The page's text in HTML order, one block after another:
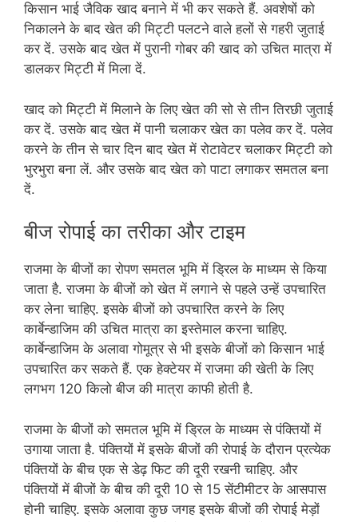
किसान भाई जैविक खाद बनाने में भी कर सकते हैं. अवशेषों को
निकालने के बाद खेत की मिट्टी पलटने वाले हलों से गहरी जुताई
कर दें. उसके बाद खेत में पुरानी गोबर की खाद को उचित मात्रा में
डालकर मिट्टी में मिला दें.
खाद को मिट्टी में मिलाने के लिए खेत की सो से तीन तिरछी जुताई
कर दें. उसके बाद खेत में पानी चलाकर खेत का पलेव कर दें. पलेव
करने के तीन से चार दिन बाद खेत में रोटावेटर चलाकर मिट्टी को
भुरभुरा बना लें. और उसके बाद खेत को पाटा लगाकर समतल बना
दें.
बीज रोपाई का तरीका और टाइम
राजमा के बीजों का रोपण समतल भूमि में ड्रिल के माध्यम से किया
जाता है. राजमा के बीजों को खेत में लगाने से पहले उन्हें उपचारित
कर लेना चाहिए. इसके बीजों को उपचारित करने के लिए
कार्बेन्डाजिम की उचित मात्रा का इस्तेमाल करना चाहिए.
कार्बेन्डाजिम के अलावा गोमूत्र से भी इसके बीजों को किसान भाई
उपचारित कर सकते हैं. एक हेक्टेयर में राजमा की खेती के लिए
लगभग 120 किलो बीज की मात्रा काफी होती है.
राजमा के बीजों को समतल भूमि में ड्रिल के माध्यम से पंक्तियों में
उगाया जाता है. पंक्तियों में इसके बीजों की रोपाई के दौरान प्रत्येक
पंक्तियों के बीच एक से डेढ़ फिट की दूरी रखनी चाहिए. और
पंक्तियों में बीजों के बीच की दूरी 10 से 15 सेंटीमीटर के आसपास
होनी चाहिए. इसके अलावा कुछ जगह इसके बीजों की रोपाई मेड़ों